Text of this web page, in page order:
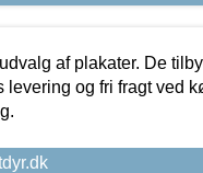
af plakater. De
levering og fri fragt ved